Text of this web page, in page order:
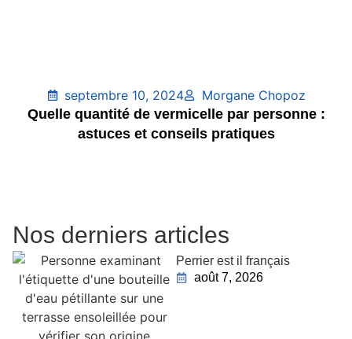
septembre 10, 2024
Morgane Chopoz
Quelle quantité de vermicelle par personne :
astuces et conseils pratiques
Nos derniers articles
Perrier est il français
août 7, 2026